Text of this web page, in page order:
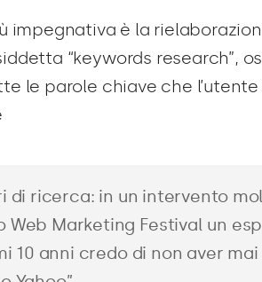
impegnativa è la
“keywords research”,
le parole chiave che
di ricerca: in un intervento
Web Marketing Festival un
10 anni credo di non aver